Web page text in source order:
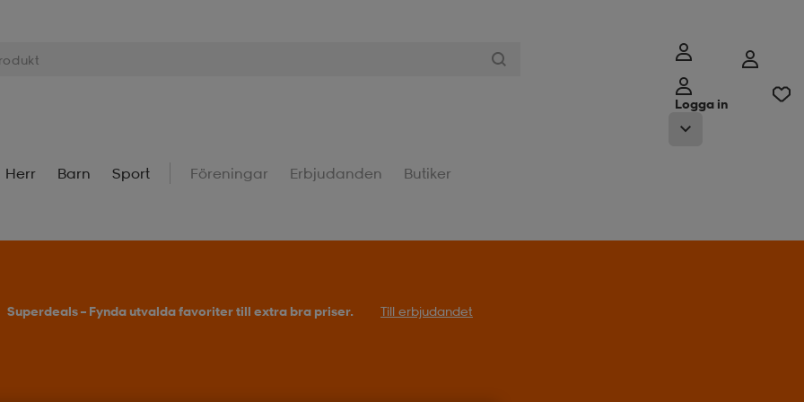
Logga in
Herr Barn Sport Föreningar Erbjudanden Butiker
Superdeals – Fynda utvalda favoriter till extra bra priser. Till erbjudandet